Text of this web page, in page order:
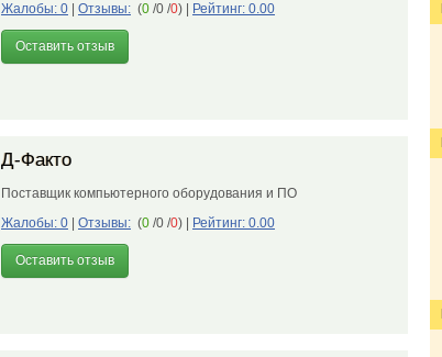
Жалобы: 0
Отзывы: (0 /0 /0) Рейтинг: 0.00
Оставить отзыв
Д-Факто
Поставщик компьютерного оборудования и ПО
Жалобы: 0
Отзывы: (0 /0 /0) Рейтинг: 0.00
Оставить отзыв